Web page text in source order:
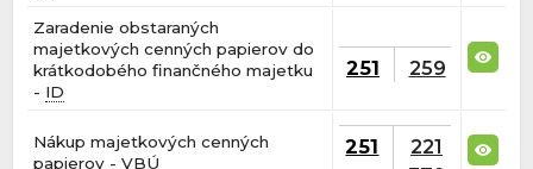
Zaradenie obstaraných
majetkových cenných papierov do
krátkodobého finančného majetku
- ID
251 259
Nákup majetkových cenných
papierov -VBÚ
251
221